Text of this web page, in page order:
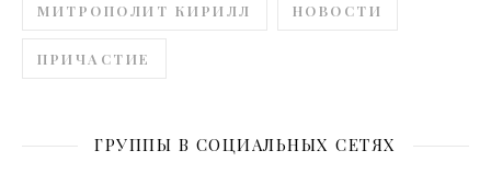
МИТРОПОЛИТ КИРИЛЛ НОВОСТИ
ПРИЧАСТИЕ
ГРУППЫ В СОЦИАЛЬНЫХ СЕТЯХ